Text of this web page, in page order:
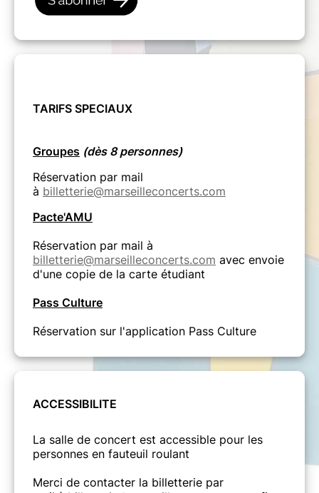
TARIFS SPECIAUX
Groupes (dès 8 personnes)
Réservation par mail
à billetterie@marseilleconcerts.com
Pacte'AMU
Réservation par mail à
billetterie@marseilleconcerts.com avec envoie
d'une copie de la carte étudiant
Pass Culture
Réservation sur l'application Pass Culture
ACCESSIBILITE
La salle de concert est accessible pour les
personnes en fauteuil roulant
Merci de contacter la billetterie par